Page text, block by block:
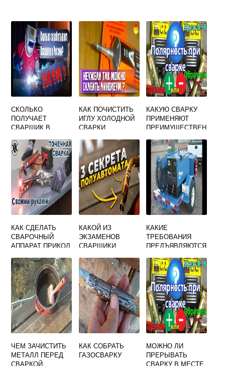
СКОЛЬКО
ПОЛУЧАЕТ
СВАРЩИК В
КАК ПОЧИСТИТЬ
ИГЛУ ХОЛОДНОЙ
СВАРКИ
КАКУЮ СВАРКУ
ПРИМЕНЯЮТ
ПРЕИМУЩЕСТВЕН
СОЕДИНЕНИИ
ЛИСТОВЫХ
ЗАГОТОВОК
КАК СДЕЛАТЬ
СВАРОЧНЫЙ
АППАРАТ ПРИКОЛ
КАКОЙ ИЗ
ЭКЗАМЕНОВ
СВАРЩИКИ
КАКИЕ
ТРЕБОВАНИЯ
ПРЕДЪЯВЛЯЮТСЯ
СТАЦИОНАРНОМУ
СВАРОЧНОМУ
ПОСТУ
ЧЕМ ЗАЧИСТИТЬ
МЕТАЛЛ ПЕРЕД
СВАРКОЙ
КАК СОБРАТЬ
ГАЗОСВАРКУ
МОЖНО ЛИ
ПРЕРЫВАТЬ
СВАРКУ В МЕСТЕ